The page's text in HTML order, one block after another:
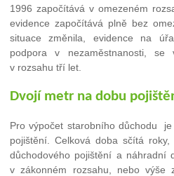
1996 započítává v omezeném
evidence započítává plně bez
situace změnila, evidence na
podpora v nezaměstnanosti, se
v rozsahu tří let.
Dvojí metr na dobu
Pro výpočet starobního důchodu
pojištění. Celková doba sčítá
důchodového pojištění a náhradní
v zákonném rozsahu, nebo výše